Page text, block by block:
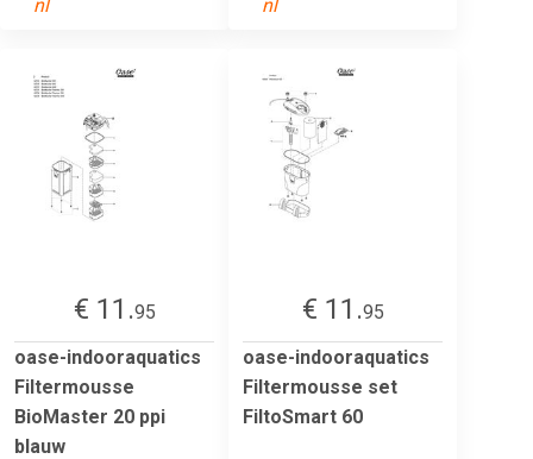
nl
nl
€ 11.95
oase-indooraquatics
Filtermousse
BioMaster 20 ppi
blauw
€ 11.95
oase-indooraquatics
Filtermousse set
FiltoSmart 60